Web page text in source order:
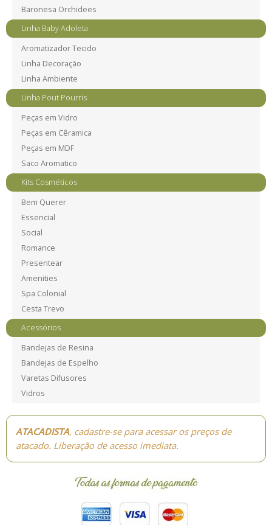
Baronesa Orchidees
Linha Baby Adoleta
Aromatizador Tecido
Linha Decoração
Linha Ambiente
Linha Pout Pourris
Peças em Vidro
Peças em Cêramica
Peças em MDF
Saco Aromatico
Kits Cosméticos
Bem Querer
Essencial
Social
Romance
Presentear
Amenities
Spa Colonial
Cesta Trevo
Acessórios
Bandejas de Resina
Bandejas de Espelho
Varetas Difusores
Vidros
ATACADISTA, cadastre-se para acessar os preços de
atacado. Liberação de acesso imediata.